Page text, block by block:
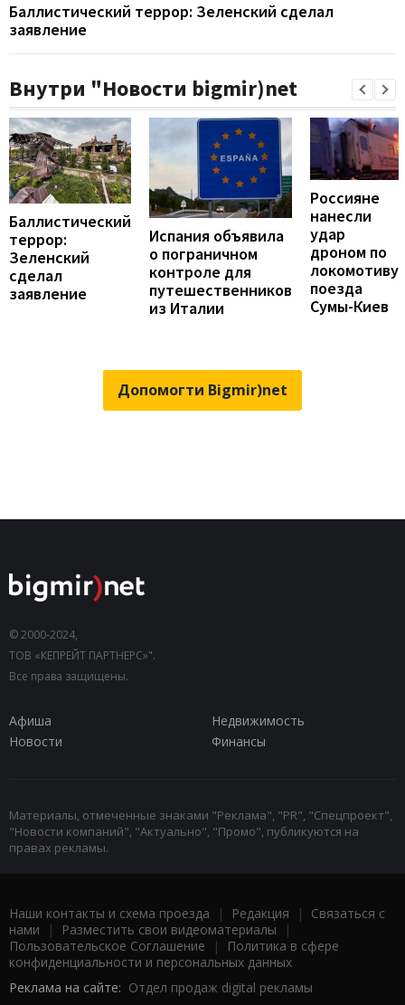
Баллистический террор: Зеленский сделал
заявление
Внутри "Новости bigmir)net
Баллистический
террор:
Зеленский
сделал
заявление
Испания объявила
о пограничном
контроле для
путешественников
из Италии
Россияне
нанесли
удар
дроном по
локомотиву
поезда
Сумы-Киев
Допомогти Bigmir)net
© 2000-2024,
ТОВ «КЕПРЕЙТ ПАРТНЕРС»".
Все права защищены.
Афиша
Недвижимость
Новости
Финансы
Материалы, отмеченные знаками "Реклама", "PR", "Спецпроект",
"Новости компаний", "Актуально", "Промо", публикуются на
правах рекламы.
Наши контакты и схема проезда | Редакция | Связаться с
нами | Разместить свои видеоматериалы |
Пользовательское Соглашение |
Политика в сфере
конфиденциальности и персональных данных
Реклама на сайте: Отдел продаж digital рекламы